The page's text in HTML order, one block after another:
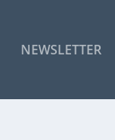
NEWSLETTER